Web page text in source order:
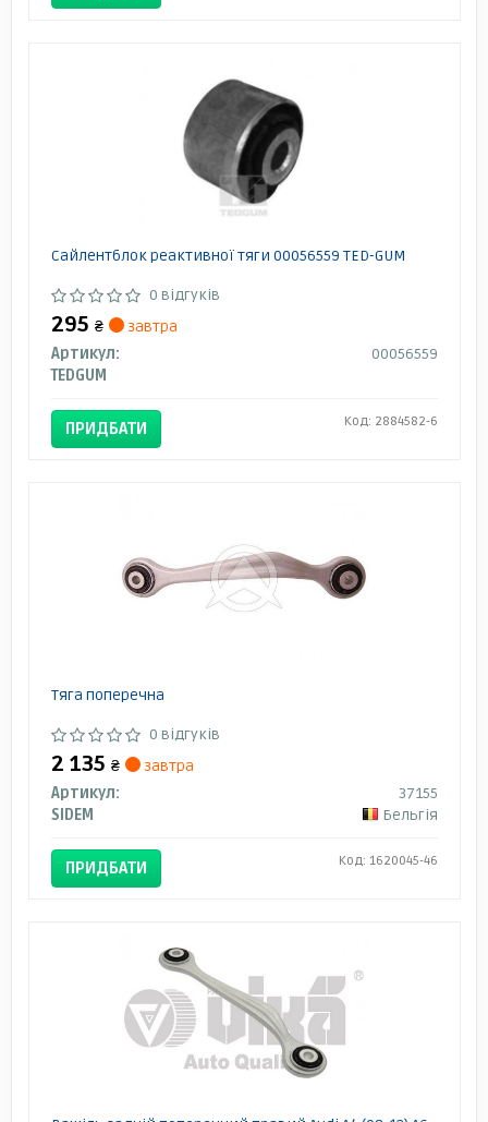
Сайлентблок реактивної тяги 00056559 TED-GUM
0 відгуків
295 ₴
завтра
Артикул:
00056559
TEDGUM
ПРИДБАТИ Код: 2884582-6
Тяга поперечна
0 відгуків
2 135 ₴
завтра
Артикул:
37155
SIDEM
Бельгія
ПРИДБАТИ Код: 1620045-46